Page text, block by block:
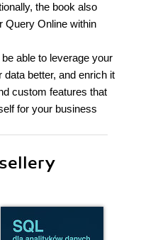
the book also
Query Online within
able to leverage your
better, and enrich it
custom features that
for your business